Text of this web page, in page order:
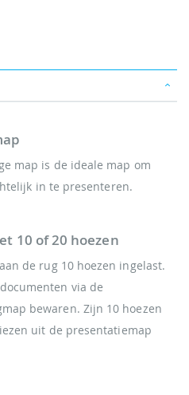
map is de ideale map om
in te presenteren.
10 of 20 hoezen
de rug 10 hoezen ingelast.
via de
bewaren. Zijn 10 hoezen
uit de presentatiemap